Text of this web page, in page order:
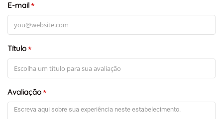
E-mail*
Título*
Avaliação*